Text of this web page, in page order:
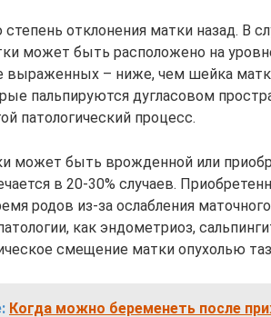
отклонения матки назад. В
может быть расположено на
выраженных – ниже, чем шейка
пальпируются дугласовом
патологический процесс.
может быть врожденной или
в 20-30% случаев.
родов из-за ослабления
как эндометриоз,
смещение матки опухолью
Когда можно беременеть после